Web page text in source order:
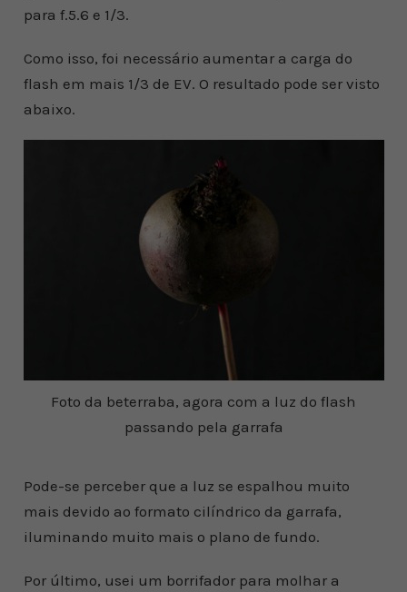
para f.5.6 e 1/3.
Como isso, foi necessário aumentar a carga do
flash em mais 1/3 de EV. O resultado pode ser visto
abaixo.
Foto da beterraba, agora com a luz do flash
passando pela garrafa
Pode-se perceber que a luz se espalhou muito
mais devido ao formato cilíndrico da garrafa,
iluminando muito mais o plano de fundo.
Por último, usei um borrifador para molhar a